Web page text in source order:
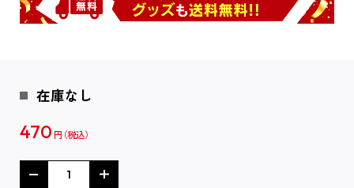
在庫なし
470 円